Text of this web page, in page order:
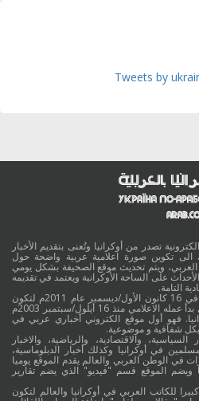
Tweets by
تصدر من أوكرانيا وتُعنى بتقديم الأخبار
الى تكوين صورة اعلامية عربية واضحة حول
العربي، ويتم تحديث موقع الصحيفة بشكل يومي
على الساحة الأوكرانية ويعتمد في تقديمه
التامة.
وقد جائت انطلاقة "أوكرانيا بالعربية" في 16 كانون الأول/ديسمبر عام 2011م لتكون
امتدادا للموقع العربي الاوكراني والذي بدأ عمله الاعلامي منذ 16 أيلول/سبتمبر 2003م
فهو أول موقع الكتروني أخباري عربي في
بكل شفافية و موضوعية.
والاقتصادية، والرياضية، والاخبار
في أوكرانيا وكذلك أخبار الدبلوماسية،
في الوطن العربي والعالم يقدم الموقع يوميا
ويضم الموقع قسم "فيديو" الذي يضم تقارير
للكاتب العربي في أوكرانيا والعالم لتكون